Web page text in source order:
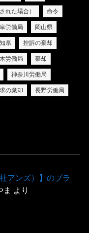
れた場合） 命令
労働局 岡山県
県 控訴の棄却
労働局 棄却
神奈川労働局
の棄却 長野労働局
アンズ）】のブラ
ま より